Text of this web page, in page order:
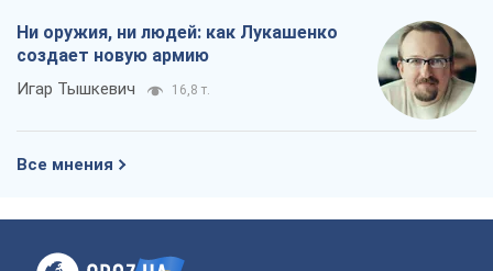
Ни оружия, ни людей: как Лукашенко
создает новую армию
Игар Тышкевич 16,8 т.
Все мнения